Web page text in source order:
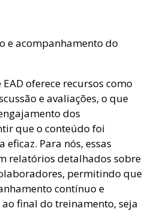
e acompanhamento do
oferece recursos como
e avaliações, o que
dos
que o conteúdo foi
Para nós, essas
relatórios detalhados sobre
permitindo que
contínuo e
final do treinamento, seja